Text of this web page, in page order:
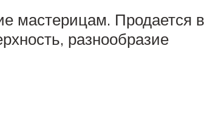
мастерицам. Продается в
разнообразие